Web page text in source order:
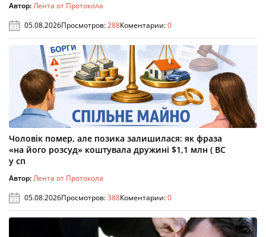
Автор:Лента от Протокола
05.08.2026Просмотров:288Коментарии:0
Чоловік помер, але позика залишилася: як фраза
«на його розсуд» коштувала дружині $1,1 млн ( ВС
у сп
Автор:Лента от Протокола
05.08.2026Просмотров:388Коментарии:0